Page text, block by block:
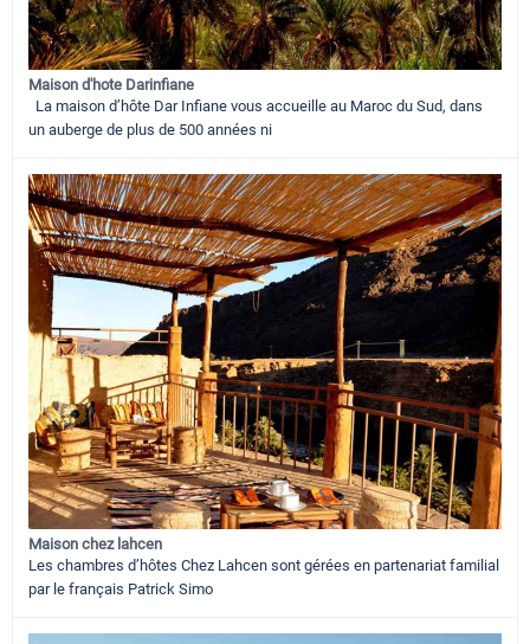
Maison d'hote Darinfiane
La maison d’hôte Dar Infiane vous accueille au Maroc du Sud, dans
un auberge de plus de 500 années ni
Maison chez lahcen
Les chambres d’hôtes Chez Lahcen sont gérées en partenariat familial
par le français Patrick Simo